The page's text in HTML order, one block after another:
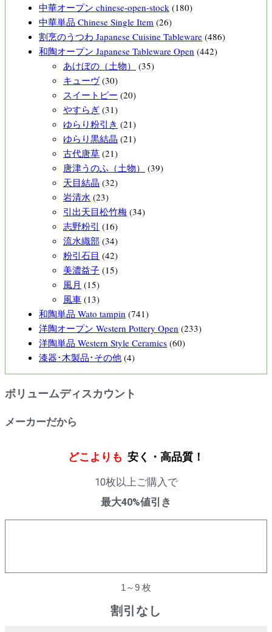
中華オープン chinese-open-stock (180)
中華単品 Chinese Single Item (26)
割烹のうつわ Japanese Cuisine Tableware (486)
和陶オープン Japanese Tableware Open (442)
あけぼの（土物）
(35)
キューヴ (30)
スイートピー (20)
やすらぎ (31)
ゆらり粉引き (21)
ゆらり黒結晶 (21)
古代唐草 (21)
唐津うのふ（土物）
(39)
天目結晶 (32)
岩清水 (23)
引出天目松竹梅 (34)
志野粉引 (16)
流水織部 (34)
粉引石目 (42)
美濃益子 (15)
風月 (15)
風車 (13)
和陶単品 Wato tampin (741)
洋陶オープン Western Pottery Open (233)
洋陶単品 Western Style Ceramics (60)
漆器･木製品･その他 (4)
ボリュームディスカウント
メーカーだから
どこよりも 安く・高品質！
10枚以上ご購入で
最大40%値引き
1～9 枚
割引なし